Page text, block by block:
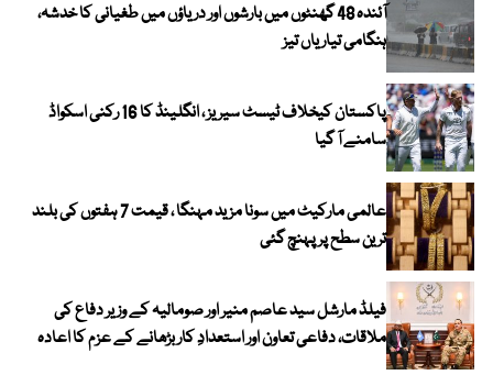
آئندہ 48 گھنٹوں میں بارشوں اور دریاؤں میں طغیانی کا خدشہ،
ہنگامی تیاریاں تیز
پاکستان کیخلاف ٹیسٹ سیریز ، انگلینڈ کا 16 رکنی اسکواڈ
سامنے آ گیا
عالمی مارکیٹ میں سونا مزید مہنگا ، قیمت 7 ہفتوں کی بلند
ترین سطح پر پہنچ گئی
فیلڈ مارشل سید عاصم منیر اور صومالیہ کے وزیر دفاع کی
ملاقات، دفاعی تعاون اور استعدادِ کار بڑھانے کے عزم کا اعادہ